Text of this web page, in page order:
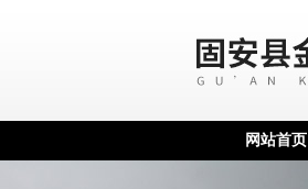
网站首页